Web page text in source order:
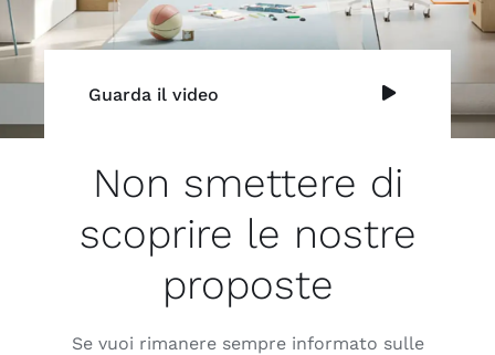
Guarda il video
Non smettere di
scoprire le nostre
proposte
Se vuoi rimanere sempre informato sulle